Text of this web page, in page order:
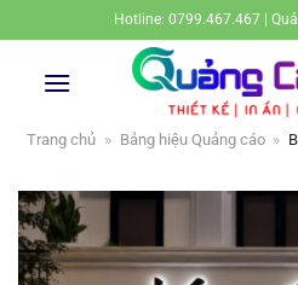
qua
Hotline: 0799.467.467 |
Trang chủ » Bảng hiệu Quảng cáo »